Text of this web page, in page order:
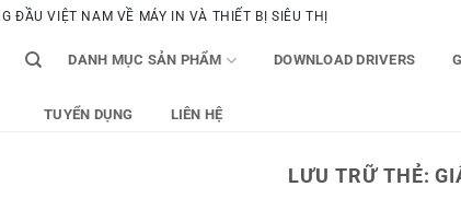
ĐẦU VIỆT NAM VỀ MÁY IN VÀ THIẾT BỊ SIÊU THỊ
DANH MỤC SẢN PHẨM DOWNLOAD DRIVERS
TUYỂN DỤNG LIÊN HỆ
LƯU TRỮ THẺ: